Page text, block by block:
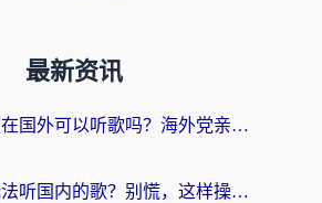
最新资讯
酷狗会员在国外可以听歌吗？海外党亲测有效：3步解决音乐权限难题
在国外无法听国内的歌？别慌，这样操作就能畅听QQ音乐（附亲测加速器推荐）